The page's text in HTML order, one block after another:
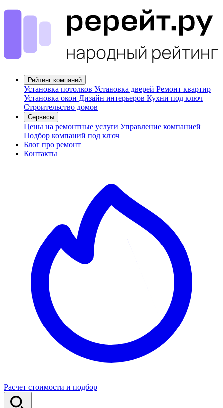
Рейтинг компаний
Установка потолков Установка дверей Ремонт квартир
Установка окон Дизайн интерьеров Кухни под ключ
Строительство домов
Сервисы
Цены на ремонтные услуги Управление компанией
Подбор компаний под ключ
Блог про ремонт
Контакты
Расчет стоимости и подбор